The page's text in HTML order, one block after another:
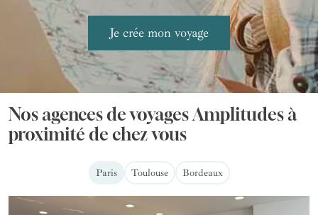
Nos agences de voyages Amplitudes à
proximité de chez vous
Paris Toulouse Bordeaux